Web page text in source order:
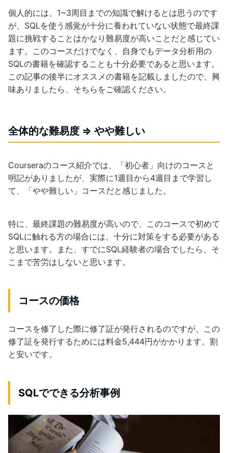
個人的には、1~3周目までの知識で解けるとは思うのです
が、SQLを使う感覚が十分に養われていない状態で最終課
題に挑戦することはかなり難易度が高いことだと感じてい
ます。このコースだけでなく、自身でもデータ分析用の
SQLの書籍を確認することも十分必要であると思います。
この記事の後半にオススメの書籍を記載しましたので、興
味ありましたら、そちらをご確認ください。
全体的な難易度 => やや難しい
Courseraのコース紹介では、「初心者」向けのコースと
明記がありましたが、実際に1週目から4週目まで学習し
て、「やや難しい」コースだと感じました。
特に、最終課題の難易度が高いので、このコースで初めて
SQLに触れる方の場合には、十分に対策をする必要がある
と思います。また、すでにSQL経験者の場合でしたら、そ
こまで苦労はしないと思います。
コースの価格
コースを修了した際に修了証が発行されるのですが、この
修了証を発行するためには料金5,444円がかかります。割
と安いです。
SQLでできる分析事例